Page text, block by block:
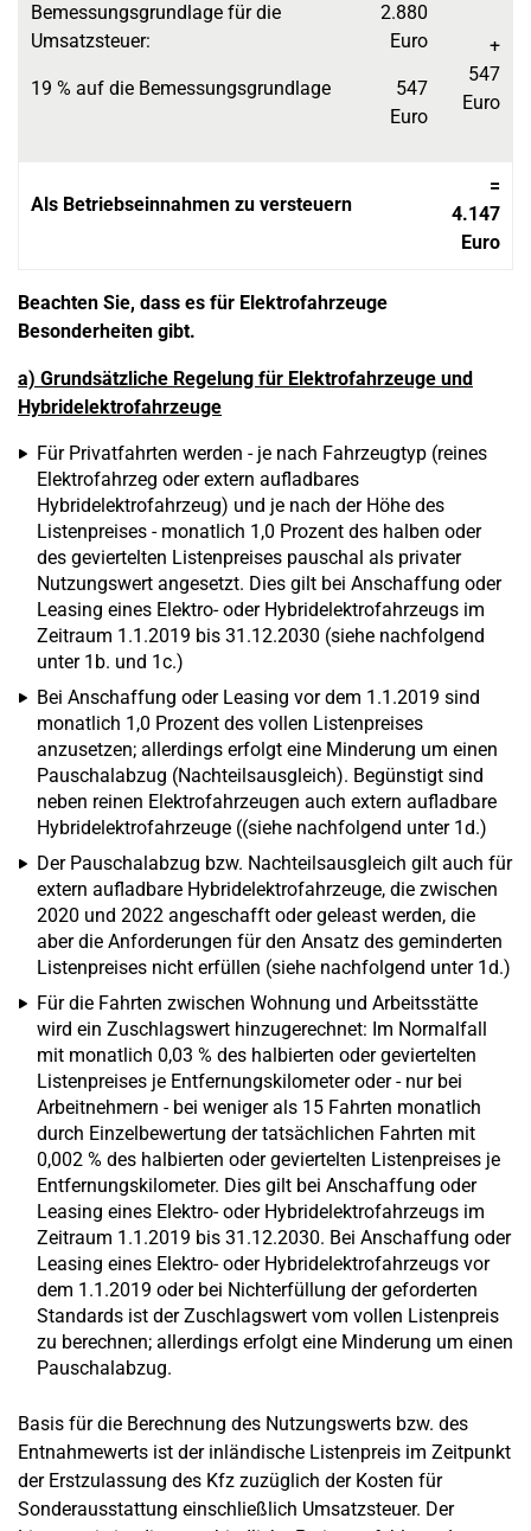
Bemessungsgrundlage für die
Umsatzsteuer:
19 % auf die Bemessungsgrundlage
2.880
Euro
547
Euro
+
547
Euro
Als Betriebseinnahmen zu versteuern
=
4.147
Euro
Beachten Sie, dass es für Elektrofahrzeuge
Besonderheiten gibt.
a) Grundsätzliche Regelung für Elektrofahrzeuge und
Hybridelektrofahrzeuge
Für Privatfahrten werden - je nach Fahrzeugtyp (reines
Elektrofahrzeg oder extern aufladbares
Hybridelektrofahrzeug) und je nach der Höhe des
Listenpreises - monatlich 1,0 Prozent des halben oder
des geviertelten Listenpreises pauschal als privater
Nutzungswert angesetzt. Dies gilt bei Anschaffung oder
Leasing eines Elektro- oder Hybridelektrofahrzeugs im
Zeitraum 1.1.2019 bis 31.12.2030 (siehe nachfolgend
unter 1b. und 1c.)
Bei Anschaffung oder Leasing vor dem 1.1.2019 sind
monatlich 1,0 Prozent des vollen Listenpreises
anzusetzen; allerdings erfolgt eine Minderung um einen
Pauschalabzug (Nachteilsausgleich). Begünstigt sind
neben reinen Elektrofahrzeugen auch extern aufladbare
Hybridelektrofahrzeuge ((siehe nachfolgend unter 1d.)
Der Pauschalabzug bzw. Nachteilsausgleich gilt auch für
extern aufladbare Hybridelektrofahrzeuge, die zwischen
2020 und 2022 angeschafft oder geleast werden, die
aber die Anforderungen für den Ansatz des geminderten
Listenpreises nicht erfüllen (siehe nachfolgend unter 1d.)
Für die Fahrten zwischen Wohnung und Arbeitsstätte
wird ein Zuschlagswert hinzugerechnet: Im Normalfall
mit monatlich 0,03 % des halbierten oder geviertelten
Listenpreises je Entfernungskilometer oder - nur bei
Arbeitnehmern - bei weniger als 15 Fahrten monatlich
durch Einzelbewertung der tatsächlichen Fahrten mit
0,002 % des halbierten oder geviertelten Listenpreises je
Entfernungskilometer. Dies gilt bei Anschaffung oder
Leasing eines Elektro- oder Hybridelektrofahrzeugs im
Zeitraum 1.1.2019 bis 31.12.2030. Bei Anschaffung oder
Leasing eines Elektro- oder Hybridelektrofahrzeugs vor
dem 1.1.2019 oder bei Nichterfüllung der geforderten
Standards ist der Zuschlagswert vom vollen Listenpreis
zu berechnen; allerdings erfolgt eine Minderung um einen
Pauschalabzug.
Basis für die Berechnung des Nutzungswerts bzw. des
Entnahmewerts ist der inländische Listenpreis im Zeitpunkt
der Erstzulassung des Kfz zuzüglich der Kosten für
Sonderausstattung einschließlich Umsatzsteuer. Der